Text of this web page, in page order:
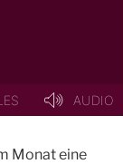
Monat eine